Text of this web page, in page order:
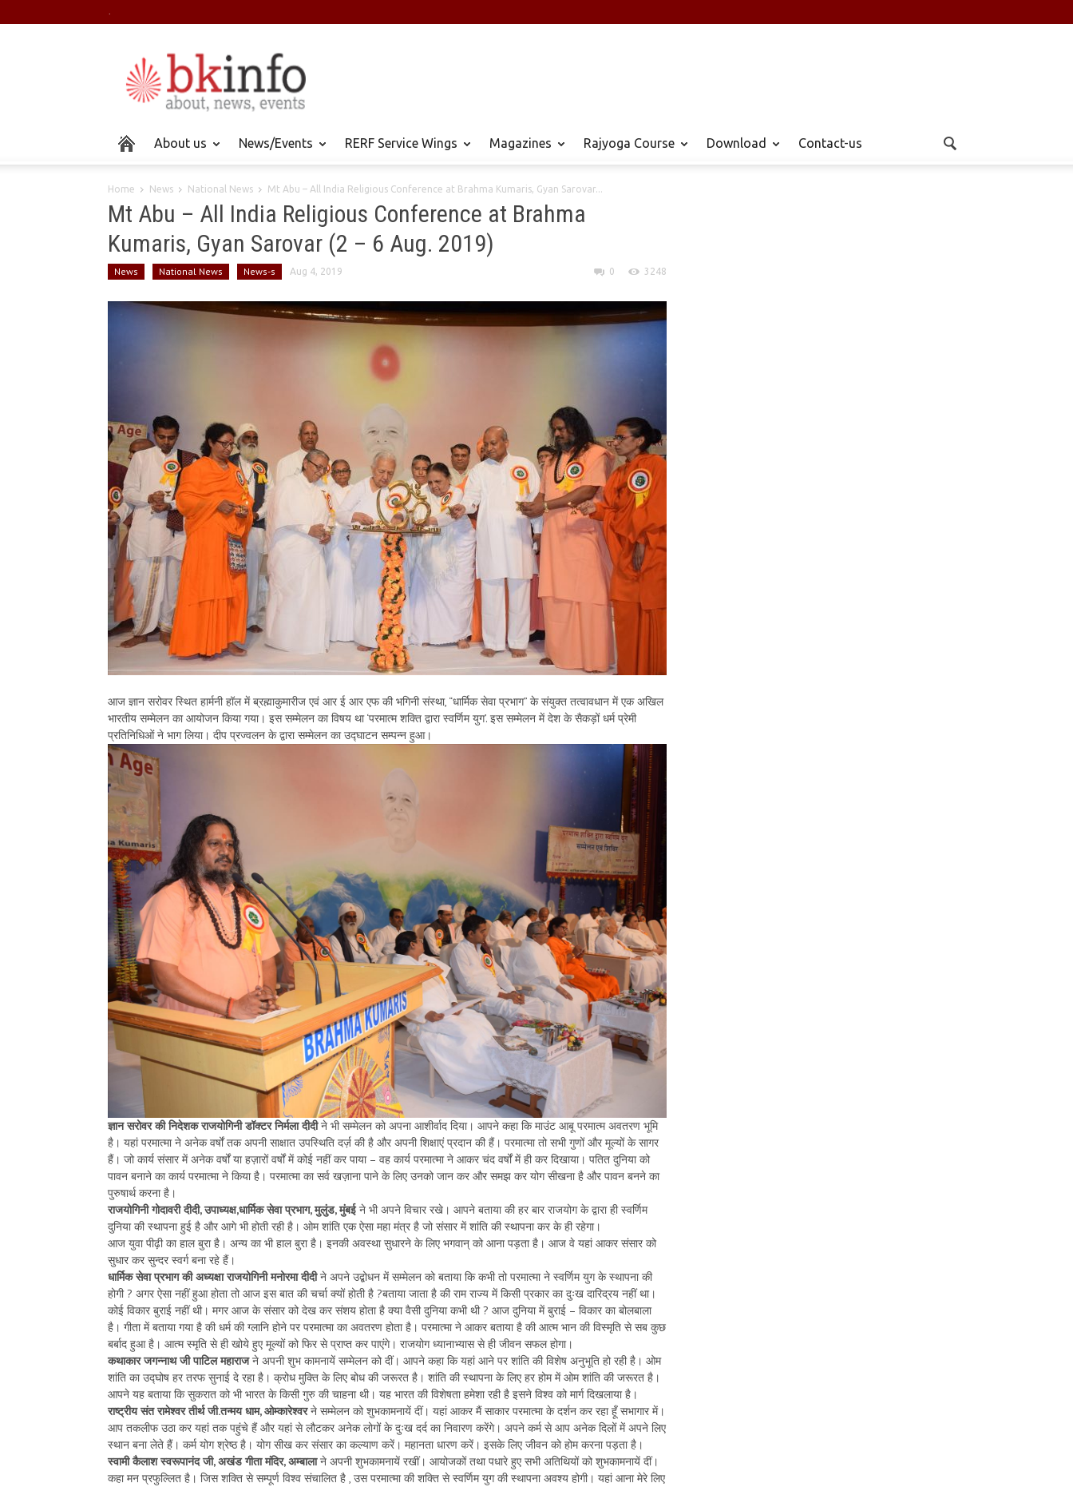
.
About us News/Events RERF Service Wings Magazines Rajyoga Course Download Contact-us
Home News National News Mt Abu – All India Religious Conference at Brahma Kumaris, Gyan Sarovar...
Mt Abu – All India Religious Conference at Brahma
Kumaris, Gyan Sarovar (2 – 6 Aug. 2019)
News National News News-s Aug 4, 2019 0 3248
आज ज्ञान सरोवर स्थित हार्मनी हॉल में ब्रह्माकुमारीज एवं आर ई आर एफ की भगिनी संस्था, “धार्मिक सेवा प्रभाग” के संयुक्त तत्वावधान में एक अखिल
भारतीय सम्मेलन का आयोजन किया गया। इस सम्मेलन का विषय था ‘परमात्म शक्ति द्वारा स्वर्णिम युग’. इस सम्मेलन में देश के सैकड़ों धर्म प्रेमी
प्रतिनिधिओं ने भाग लिया। दीप प्रज्वलन के द्वारा सम्मेलन का उद्घाटन सम्पन्न हुआ।
ज्ञान सरोवर की निदेशक राजयोगिनीडॉक्टर निर्मला दीदीने भी सम्मेलन को अपना आशीर्वाद दिया। आपने कहा कि माउंट आबू परमात्म अवतरण भूमि
है। यहां परमात्मा ने अनेक वर्षों तक अपनी साक्षात उपस्थिति दर्ज़ की है और अपनी शिक्षाएं प्रदान की हैं। परमात्मा तो सभी गुणों और मूल्यों के सागर
हैं। जो कार्य संसार में अनेक वर्षों या हज़ारों वर्षों में कोई नहीं कर पाया – वह कार्य परमात्मा ने आकर चंद वर्षों में ही कर दिखाया। पतित दुनिया को
पावन बनाने का कार्य परमात्मा ने किया है। परमात्मा का सर्व खज़ाना पाने के लिए उनको जान कर और समझ कर योग सीखना है और पावन बनने का
पुरुषार्थ करना है।
राजयोगिनी गोदावरी दीदी, उपाध्यक्ष,धार्मिक सेवा प्रभाग, मुलुंड, मुंबईने भी अपने विचार रखे। आपने बताया की हर बार राजयोग के द्वारा ही स्वर्णिम
दुनिया की स्थापना हुई है और आगे भी होती रही है। ओम शांति एक ऐसा महा मंत्र है जो संसार में शांति की स्थापना कर के ही रहेगा।
आज युवा पीढ़ी का हाल बुरा है। अन्य का भी हाल बुरा है। इनकी अवस्था सुधारने के लिए भगवान् को आना पड़ता है। आज वे यहां आकर संसार को
सुधार कर सुन्दर स्वर्ग बना रहे हैं।
धार्मिक सेवाप्रभाग की अध्यक्षा राजयोगिनी मनोरमा दीदीने अपने उद्बोधन में सम्मेलन को बताया कि कभी तो परमात्मा ने स्वर्णिम युग के स्थापना की
होगी ? अगर ऐसा नहीं हुआ होता तो आज इस बात की चर्चा क्यों होती है ?बताया जाता है की राम राज्य में किसी प्रकार का दुःख दारिद्रय नहीं था।
कोई विकार बुराई नहीं थी। मगर आज के संसार को देख कर संशय होता है क्या वैसी दुनिया कभी थी ? आज दुनिया में बुराई – विकार का बोलबाला
है। गीता में बताया गया है की धर्म की ग्लानि होने पर परमात्मा का अवतरण होता है। परमात्मा ने आकर बताया है की आत्म भान की विस्मृति से सब कुछ
बर्बाद हुआ है। आत्म स्मृति से ही खोये हुए मूल्यों को फिर से प्राप्त कर पाएंगे। राजयोग ध्यानाभ्यास से ही जीवन सफल होगा।
कथाकार जगन्नाथ जी पाटिल महाराजने अपनी शुभ कामनायें सम्मेलन को दीं। आपने कहा कि यहां आने पर शांति की विशेष अनुभूति हो रही है। ओम
शांति का उद्घोष हर तरफ सुनाई दे रहा है। क्रोध मुक्ति के लिए बोध की जरूरत है। शांति की स्थापना के लिए हर होम में ओम शांति की जरूरत है।
आपने यह बताया कि सुकरात को भी भारत के किसी गुरु की चाहना थी। यह भारत की विशेषता हमेशा रही है इसने विश्व को मार्ग दिखलाया है।
राष्ट्रीय संत रामेश्वर तीर्थ जी.तन्मय धाम, ओम्कारेश्वरने सम्मेलन को शुभकामनायें दीं। यहां आकर मैं साकार परमात्मा के दर्शन कर रहा हूँ सभागार में।
आप तकलीफ उठा कर यहां तक पहुंचे हैं और यहां से लौटकर अनेक लोगों के दुःख दर्द का निवारण करेंगे। अपने कर्म से आप अनेक दिलों में अपने लिए
स्थान बना लेते हैं। कर्म योग श्रेष्ठ है। योग सीख कर संसार का कल्याण करें। महानता धारण करें। इसके लिए जीवन को होम करना पड़ता है।
स्वामी कैलाश स्वरूपानंद जी, अखंड गीता मंदिर, अम्बालाने अपनी शुभकामनायें रखीं। आयोजकों तथा पधारे हुए सभी अतिथियों को शुभकामनायें दीं।
कहा मन प्रफुल्लित है। जिस शक्ति से सम्पूर्ण विश्व संचालित है , उस परमात्मा की शक्ति से स्वर्णिम युग की स्थापना अवश्य होगी। यहां आना मेरे लिए